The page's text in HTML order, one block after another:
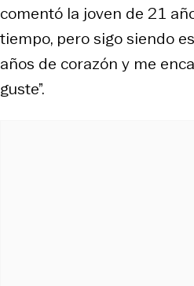
comentó la joven de 21
tiempo, pero sigo siendo
años de corazón y me
guste”.